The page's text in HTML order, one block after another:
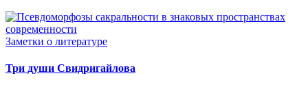
Заметки о литературе
Три души Свидригайлова